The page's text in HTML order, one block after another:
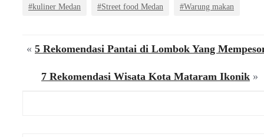
#kuliner Medan #Street food Medan #Warung makan
« 5 Rekomendasi Pantai di Lombok Yang
7 Rekomendasi Wisata Kota Mataram Ikonik »